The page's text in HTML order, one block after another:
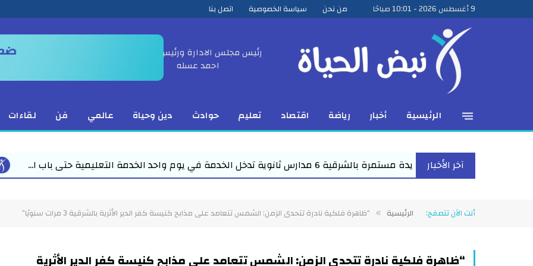
9 أغسطس 2026 - 10:01 صباحًا من نحن سياسة الخصوصية اتصل بنا
رئيس مجلس الادارة ورئيس التحرير
احمد عسله
الرئيسية أخبار رياضة اقتصاد تعليم حوادث دين وحياة عالمي فن لقاءات
آخر الأخبار
تعليمية جديدة مستمرة بالشرقية 6 مدارس ثانوية تدخل الخدمة في يوم واحد الخدمة التعليمية حتى باب ا...
أنت الآن تتصفح: الرئيسية » “ظاهرة فلكية نادرة تتحدى الزمن: الشمس تتعامد على مذابح كنيسة كفر الدير الأثرية بالشرقية 3 مرات سنويًا”
“ظاهرة فلكية نادرة تتحدى الزمن: الشمس تتعامد على مذابح كنيسة كفر الدير الأثرية